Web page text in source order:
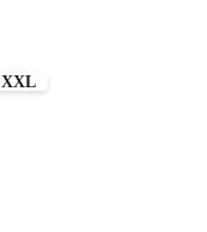
XXL